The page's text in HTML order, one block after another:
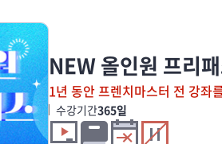
NEW 올인원 프리
1년 동안 프렌치마스터 전 강좌
수강기간365일